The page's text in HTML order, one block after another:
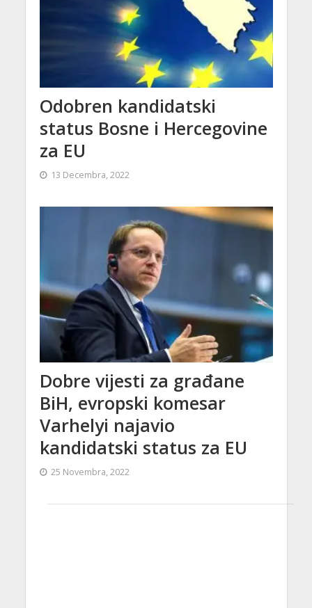
Odobren kandidatski
status Bosne i Hercegovine
za EU
13 Decembra, 2022
Dobre vijesti za građane
BiH, evropski komesar
Varhelyi najavio
kandidatski status za EU
25 Novembra, 2022